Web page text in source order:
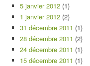
5 janvier 2012 (1)
1 janvier 2012 (2)
31 décembre 2011 (1)
28 décembre 2011 (2)
24 décembre 2011 (1)
15 décembre 2011 (1)